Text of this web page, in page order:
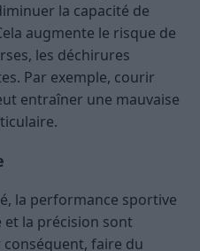
la capacité de
augmente le risque de
les déchirures
Par exemple, courir
entraîner une mauvaise
la performance sportive
et la précision sont
faire du